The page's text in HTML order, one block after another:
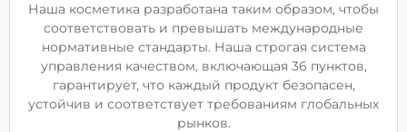
Наша косметика разработана таким образом, чтобы
соответствовать и превышать международные
нормативные стандарты. Наша строгая система
управления качеством, включающая 36 пунктов,
гарантирует, что каждый продукт безопасен,
устойчив и соответствует требованиям глобальных
рынков.